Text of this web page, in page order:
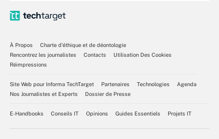
À Propos
Charte d’éthique et de déontologie
Rencontrez les journalistes
Contacts
Utilisation Des Cookies
Réimpressions
Site Web pour Informa TechTarget Partenaires Technologies
Agenda
Nos Journalistes et Experts
Dossier de Presse
E-Handbooks Conseils IT Opinions Guides Essentiels Projets IT